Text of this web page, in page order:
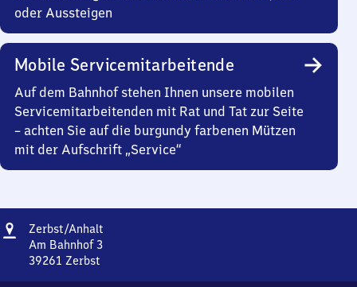
oder Aussteigen
Mobile Servicemitarbeitende
Auf dem Bahnhof stehen Ihnen unsere mobilen
Servicemitarbeitenden mit Rat und Tat zur Seite
– achten Sie auf die burgundy farbenen Mützen
mit der Aufschrift „Service“
Adresse
Zerbst/​Anhalt
Am Bahnhof 3
39261 Zerbst